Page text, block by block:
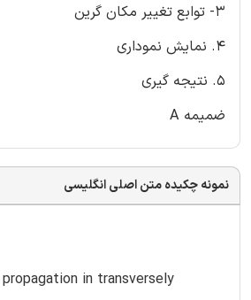
3- توابع تغییر مکان گرین
4. نمایش نموداری
5. نتیجه گیری
ضمیمه A
نمونه چکیده متن اصلی انگلیسی
in transversely